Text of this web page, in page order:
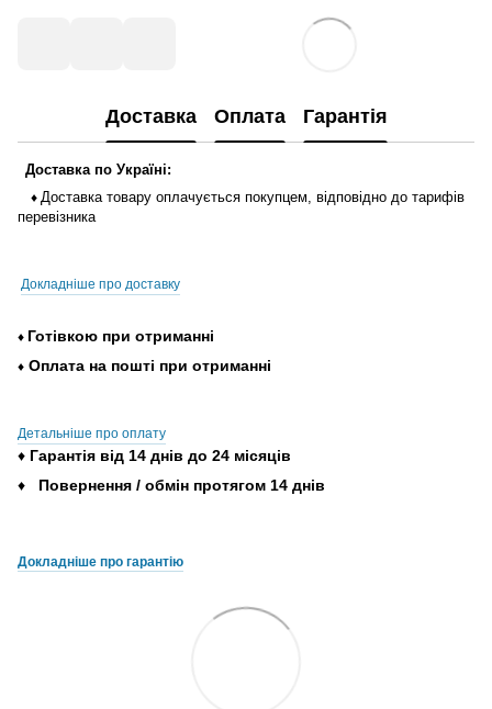
Доставка Оплата Гарантія
Доставка по Україні:
♦ Доставка товару оплачується покупцем, відповідно до тарифів
перевізника
Докладніше про доставку
♦ Готівкою при отриманні
♦ Оплата на пошті при отриманні
Детальніше про оплату
♦ Гарантія від 14 днів до 24 місяців
♦ Повернення / обмін протягом 14 днів
Докладніше про гарантію